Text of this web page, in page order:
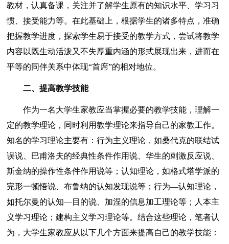
教材，认真备课，关注并了解学生原有的知识水平、学习习
惯、接受能力等。在此基础上，根据学生的诸多特点，准确
把握教学进度，探索学生易于接受的教学方式，尝试将教学
内容以既生动活泼又不失厚重内涵的形式展现出来，进而在
平等的同伴关系中体现“首席”的相对地位。
二、提高教学技能
作为一名大学生家教应当掌握必要的教学技能，理解一
定的教学理论，同时利用教学理论来指导自己的家教工作。
知名的学习理论主要有：行为主义理论，如桑代克的联结试
误说、巴甫洛夫的经典性条件作用说、华生的刺激反应说、
斯金纳的操作性条件作用说等；认知理论，如格式塔学派的
完形一顿悟说、布鲁纳的认知发现说等；行为—认知理论，
如托尔曼的认知—目的说、加涅的信息加工理论等；人本主
义学习理论；建构主义学习理论等。结合这些理论，笔者认
为，大学生家教应从以下几个方面来提高自己的教学技能：